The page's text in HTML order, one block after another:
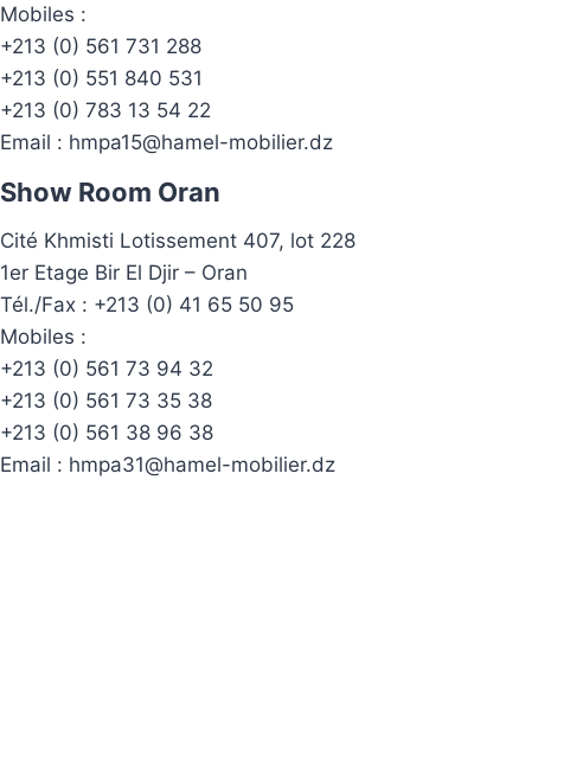
Mobiles :
+213 (0) 561 731 288
+213 (0) 551 840 531
+213 (0) 783 13 54 22
Email : hmpa15@hamel-mobilier.dz
Show Room Oran
Cité Khmisti Lotissement 407, lot 228
1er Etage Bir El Djir – Oran
Tél./Fax : +213 (0) 41 65 50 95
Mobiles :
+213 (0) 561 73 94 32
+213 (0) 561 73 35 38
+213 (0) 561 38 96 38
Email : hmpa31@hamel-mobilier.dz